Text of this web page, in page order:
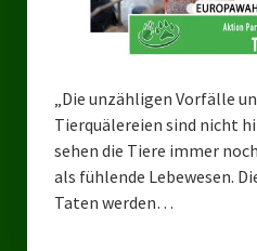
„Die unzähligen Vorfälle
Tierquälereien sind nicht
sehen die Tiere immer
als fühlende Lebewesen.
Taten werden…